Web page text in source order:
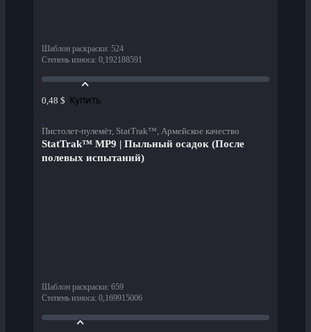
Шаблон раскраски: 524
Степень износа: 0,192188591
0,48 $ Купить
Пистолет-пулемёт, StatTrak™, Армейское качество
StatTrak™ MP9 | Пыльный осадок (После
полевых испытаний)
Шаблон раскраски: 659
Степень износа: 0,169915006